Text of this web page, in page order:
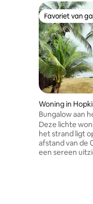
Favoriet van
Favoriet van
Woning in
Bungalow aan
Hopkins
Deze lichte
het strand ligt
afstand van de
een sereen
Deze